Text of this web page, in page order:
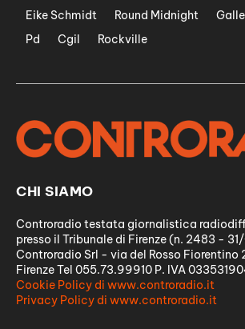
Eike Schmidt
Round Midnight
Pd
Cgil Rockville
CHI SIAMO
Controradio testata giornalistica
presso il Tribunale di Firenze (n. 2483 -
Controradio Srl - via del Rosso Fiorentino
Firenze Tel 055.73.99910 P. IVA
Cookie Policy di www.controradio.it
Privacy Policy di www.controradio.it